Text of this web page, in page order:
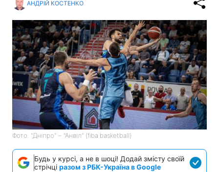
АНДРІЙ КОСТЕНКО
Фото: "Дніпро" – "Анвіл" (fiba.basketball)
Будь у курсі, а не в шоці! Додай змісту своїй
стрічці разом з РБК-Україна в Google